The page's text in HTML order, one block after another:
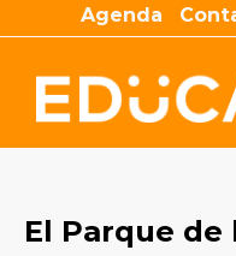
al
contenido
Agenda
El Parque de